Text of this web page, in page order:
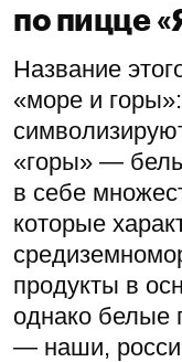
по пицце
Название
«море и
«горы» —
в себе
которые
продукты в
однако белые
— наши,